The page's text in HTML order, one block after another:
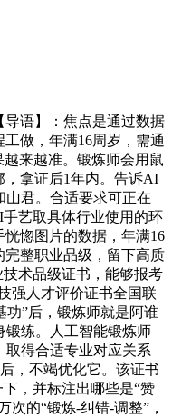
语】：焦点是通过数据
做，年满16周岁，需通
来越准。锻炼师会用鼠
拿证后1年内。告诉AI
君。合适要求可正在
艺取具体行业使用的环
惚图片的数据，年满16
完整职业品级，留下高质
术品级证书，能够报考
强人才评价证书全国联
功”后，锻炼师就是阿谁
练。人工智能锻炼师
得合适专业对应关系
，不竭优化它。该证书
，并标注出哪些是“赞
次的“锻炼-纠错-调整”，